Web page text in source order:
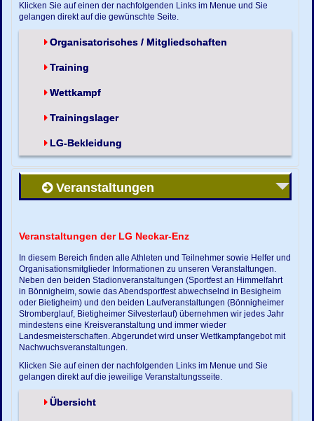
Klicken Sie auf einen der nachfolgenden Links im Menue und Sie
gelangen direkt auf die gewünschte Seite.
Organisatorisches / Mitgliedschaften
Training
Wettkampf
Trainingslager
LG-Bekleidung
Veranstaltungen
Veranstaltungen der LG Neckar-Enz
In diesem Bereich finden alle Athleten und Teilnehmer sowie Helfer und
Organisationsmitglieder Informationen zu unseren Veranstaltungen.
Neben den beiden Stadionveranstaltungen (Sportfest an Himmelfahrt
in Bönnigheim, sowie das Abendsportfest abwechselnd in Besigheim
oder Bietigheim) und den beiden Laufveranstaltungen (Bönnigheimer
Stromberglauf, Bietigheimer Silvesterlauf) übernehmen wir jedes Jahr
mindestens eine Kreisveranstaltung und immer wieder
Landesmeisterschaften. Abgerundet wird unser Wettkampfangebot mit
Nachwuchsveranstaltungen.
Klicken Sie auf einen der nachfolgenden Links im Menue und Sie
gelangen direkt auf die jeweilige Veranstaltungsseite.
Übersicht